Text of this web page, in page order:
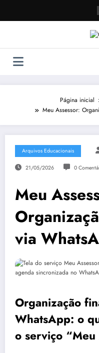
o
Página inicial
Meu Assessor:
Arquivos Educacionais
21/05/2026 0
Meu
via
Organização
WhatsApp: o
o serviço “Meu